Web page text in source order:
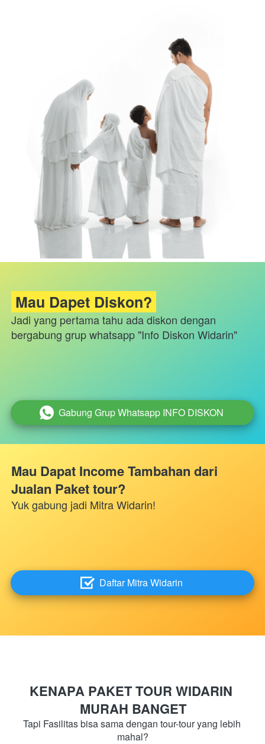
Mau Dapet Diskon?
Jadi yang pertama tahu ada diskon dengan
bergabung grup whatsapp "Info Diskon Widarin"
` Gabung Grup Whatsapp INFO DISKON
Mau Dapat Income Tambahan dari
Jualan Paket tour?
Yuk gabung jadi Mitra Widarin!
` Daftar Mitra Widarin
KENAPA PAKET TOUR WIDARIN
MURAH BANGET
Tapi Fasilitas bisa sama dengan tour-tour yang lebih
mahal?